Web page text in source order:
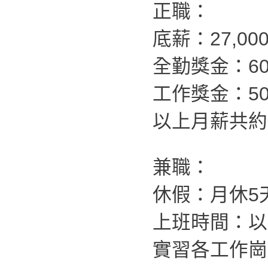
正職：
底薪：
全勤獎金：
工作獎金：
以上月薪共
兼職：
休假：月休5
上班時間：
實習各工作